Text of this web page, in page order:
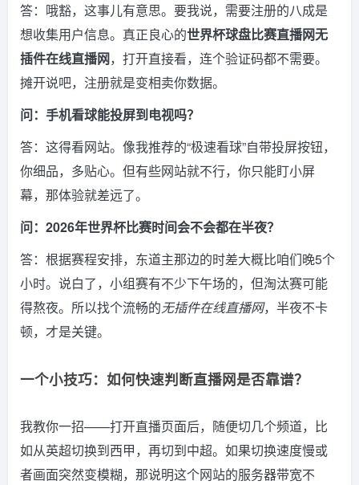
答：哦豁，这事儿有意思。要我说，需要注册的八成是
想收集用户信息。真正良心的世界杯球盘比赛直播网无
插件在线直播网，打开直接看，连个验证码都不需要。
摊开说吧，注册就是变相卖你数据。
问：手机看球能投屏到电视吗？
答：这得看网站。像我推荐的“极速看球”自带投屏按钮，
你细品，多贴心。但有些网站就不行，你只能盯小屏
幕，那体验就差远了。
问：2026年世界杯比赛时间会不会都在半夜？
答：根据赛程安排，东道主那边的时差大概比咱们晚5个
小时。说白了，小组赛有不少下午场的，但淘汰赛可能
得熬夜。所以找个流畅的无插件在线直播网，半夜不卡
顿，才是关键。
一个小技巧：如何快速判断直播网是否靠谱？
我教你一招——打开直播页面后，随便切几个频道，比
如从英超切换到西甲，再切到中超。如果切换速度慢或
者画面突然变模糊，那说明这个网站的服务器带宽不